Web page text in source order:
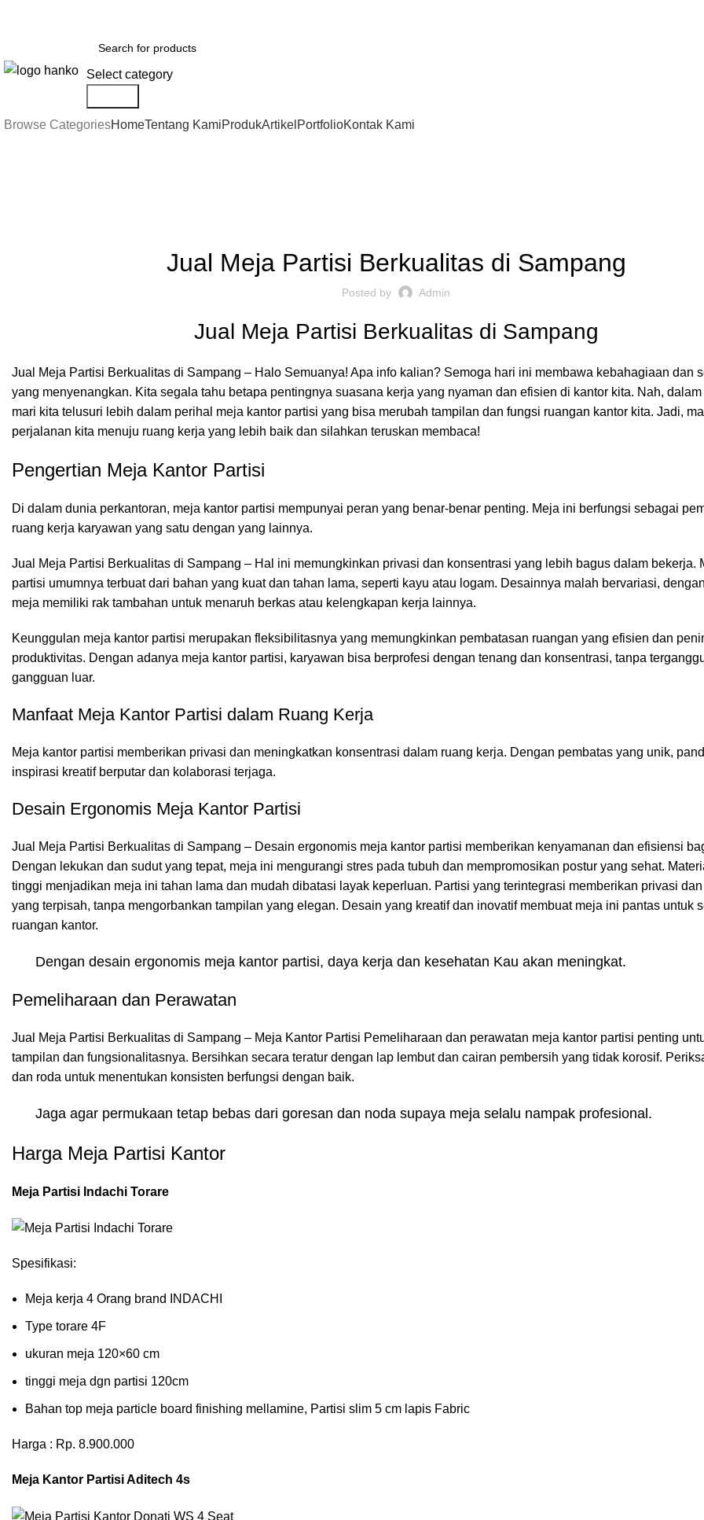
Select category
Browse CategoriesHomeTentang KamiProdukArtikel PortfolioKontak Kami
Jual Meja Partisi Berkualitas di Sampang
Posted by Admin
Jual Meja Partisi Berkualitas di Sampang
Jual Meja Partisi Berkualitas di Sampang – Halo Semuanya! Apa info kalian? Semoga hari ini membawa kebahagiaan dan
yang menyenangkan. Kita segala tahu betapa pentingnya suasana kerja yang nyaman dan efisien di kantor kita. Nah,
mari kita telusuri lebih dalam perihal meja kantor partisi yang bisa merubah tampilan dan fungsi ruangan kantor kita. Jadi,
perjalanan kita menuju ruang kerja yang lebih baik dan silahkan teruskan membaca!
Pengertian Meja Kantor Partisi
Di dalam dunia perkantoran, meja kantor partisi mempunyai peran yang benar-benar penting. Meja ini berfungsi sebagai
ruang kerja karyawan yang satu dengan yang lainnya.
Jual Meja Partisi Berkualitas di Sampang – Hal ini memungkinkan privasi dan konsentrasi yang lebih bagus dalam bekerja.
partisi umumnya terbuat dari bahan yang kuat dan tahan lama, seperti kayu atau logam. Desainnya malah bervariasi,
meja memiliki rak tambahan untuk menaruh berkas atau kelengkapan kerja lainnya.
Keunggulan meja kantor partisi merupakan fleksibilitasnya yang memungkinkan pembatasan ruangan yang efisien dan
produktivitas. Dengan adanya meja kantor partisi, karyawan bisa berprofesi dengan tenang dan konsentrasi, tanpa
gangguan luar.
Manfaat Meja Kantor Partisi dalam Ruang Kerja
Meja kantor partisi memberikan privasi dan meningkatkan konsentrasi dalam ruang kerja. Dengan pembatas yang unik,
inspirasi kreatif berputar dan kolaborasi terjaga.
Desain Ergonomis Meja Kantor Partisi
Jual Meja Partisi Berkualitas di Sampang – Desain ergonomis meja kantor partisi memberikan kenyamanan dan efisiensi
Dengan lekukan dan sudut yang tepat, meja ini mengurangi stres pada tubuh dan mempromosikan postur yang sehat.
tinggi menjadikan meja ini tahan lama dan mudah dibatasi layak keperluan. Partisi yang terintegrasi memberikan privasi
yang terpisah, tanpa mengorbankan tampilan yang elegan. Desain yang kreatif dan inovatif membuat meja ini pantas untuk
ruangan kantor.
Dengan desain ergonomis meja kantor partisi, daya kerja dan kesehatan Kau akan meningkat.
Pemeliharaan dan Perawatan
Jual Meja Partisi Berkualitas di Sampang – Meja Kantor Partisi Pemeliharaan dan perawatan meja kantor partisi penting
tampilan dan fungsionalitasnya. Bersihkan secara teratur dengan lap lembut dan cairan pembersih yang tidak korosif.
dan roda untuk menentukan konsisten berfungsi dengan baik.
Jaga agar permukaan tetap bebas dari goresan dan noda supaya meja selalu nampak profesional.
Harga Meja Partisi Kantor
Meja Partisi Indachi Torare
Spesifikasi:
Meja kerja 4 Orang brand INDACHI
Type torare 4F
ukuran meja 120×60 cm
tinggi meja dgn partisi 120cm
Bahan top meja particle board finishing mellamine, Partisi slim 5 cm lapis Fabric
Harga : Rp. 8.900.000
Meja Kantor Partisi Aditech 4s